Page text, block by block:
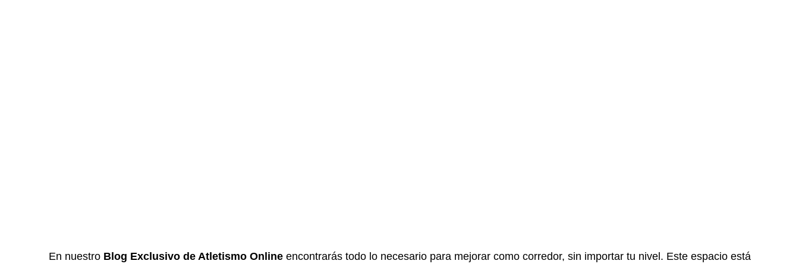
En nuestro Blog Exclusivo de Atletismo Onlineencontrarás todo lo necesario para mejorar como corredor, sin importar tu nivel. Este espacio está